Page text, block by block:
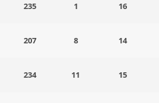
235 1 16
207 8 14
234 11 15